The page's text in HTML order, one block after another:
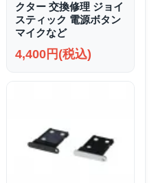
クター 交換修理 ジョイ
スティック 電源ボタン
マイクなど
4,400円(税込)